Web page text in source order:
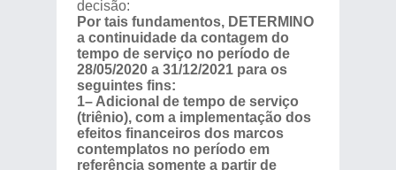
decisão:
Por tais fundamentos, DETERMINO
a continuidade da contagem do
tempo de serviço no período de
28/05/2020 a 31/12/2021 para os
seguintes fins:
1– Adicional de tempo de serviço
(triênio), com a implementação dos
efeitos financeiros dos marcos
contemplatos no período em
referência somente a partir de